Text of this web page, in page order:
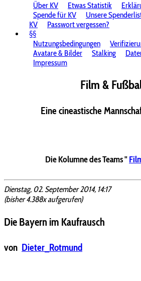
Über KV
Etwas Statistik
Spende für KV
Unsere
KV
Passwort vergessen?
§§
Nutzungsbedingungen
Avatare & Bilder
Stalking
Impressum
Film &
Eine cineastische
Die Kolumne des Teams "
Dienstag, 02. September 2014, 14:17
(bisher 4.388x aufgerufen)
Die Bayern im Kaufrausch
von Dieter_Rotmund